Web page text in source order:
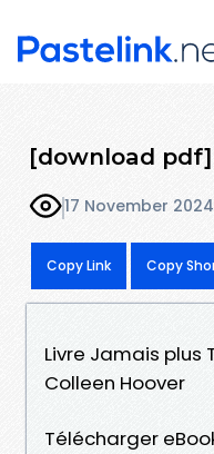
[download
17 November 2024
Copy Link Copy
Livre Jamais plus
Colleen Hoover
Télécharger